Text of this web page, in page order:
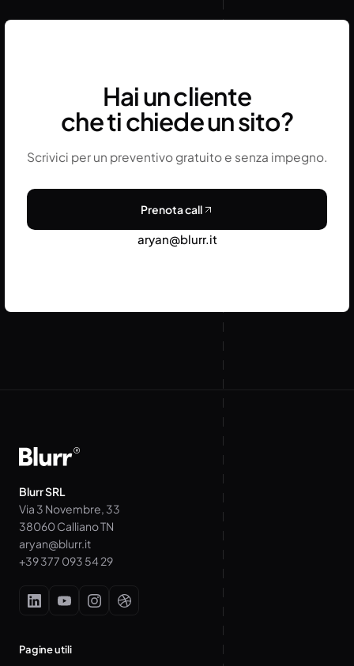
contenuti generali di business, la qualità delle
Hai un cliente
che ti chiede un sito?
Scrivici per un preventivo gratuito e senza impegno.
Prenota call
aryan@blurr.it
Blurr SRL
Via 3 Novembre, 33
38060 Calliano TN
aryan@blurr.it
+39 377 093 54 29
Pagine utili